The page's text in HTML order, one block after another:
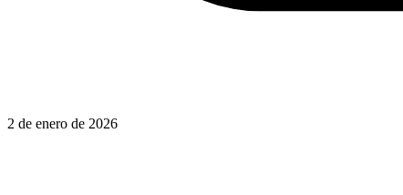
2 de enero de 2026